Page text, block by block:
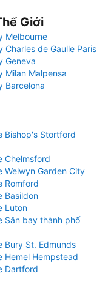
Giới
Melbourne
Charles de Gaulle Paris
Geneva
Milan Malpensa
Barcelona
Bishop's Stortford
Chelmsford
Welwyn Garden City
Romford
Basildon
Luton
Sân bay thành phố
Bury St. Edmunds
Hemel Hempstead
Dartford